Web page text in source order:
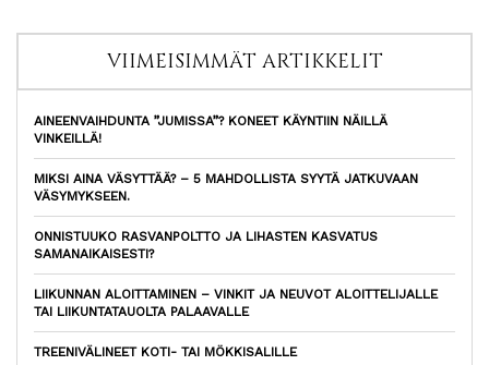
VIIMEISIMMÄT ARTIKKELIT
AINEENVAIHDUNTA ”JUMISSA”? KONEET KÄYNTIIN NÄILLÄ
VINKEILLÄ!
MIKSI AINA VÄSYTTÄÄ? – 5 MAHDOLLISTA SYYTÄ JATKUVAAN
VÄSYMYKSEEN.
ONNISTUUKO RASVANPOLTTO JA LIHASTEN KASVATUS
SAMANAIKAISESTI?
LIIKUNNAN ALOITTAMINEN – VINKIT JA NEUVOT ALOITTELIJALLE
TAI LIIKUNTATAUOLTA PALAAVALLE
TREENIVÄLINEET KOTI- TAI MÖKKISALILLE